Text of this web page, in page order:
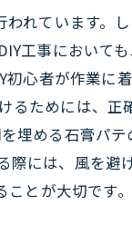
れています。
工事において
心者が作業に
ためには、
埋める石膏パ
には、風を
とが大切です